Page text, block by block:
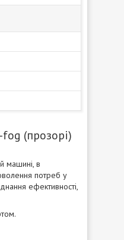
(прозорі)
машині, в
потреб у
ефективності,